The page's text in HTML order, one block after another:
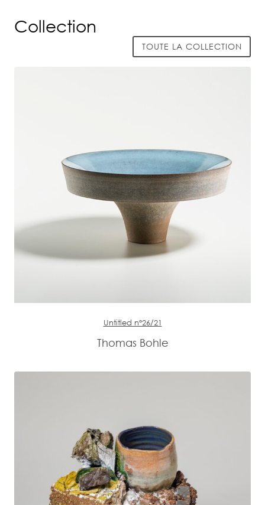
Collection
TOUTE LA COLLECTION
Untitled n°26/21
Thomas Bohle